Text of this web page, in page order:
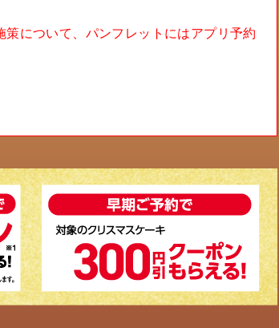
について、パンフレットにはアプリ予約